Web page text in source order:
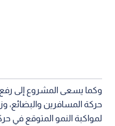
وكما يسعى المشروع إلى
حركة المسافرين والبضائع،
لمواكبة النمو المتوقع في